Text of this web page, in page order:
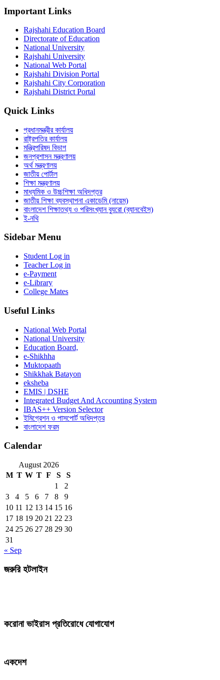
Important Links
Rajshahi Education Board
Directorate of Education
National University
Rajshahi University
National Web Portal
Rajshahi Division Portal
Rajshahi City Corporation
Rajshahi District Portal
Quick Links
প্রধানমন্ত্রীর কার্যালয়
রাষ্ট্রপতির কার্যালয়
মন্ত্রিপরিষদ বিভাগ
জনপ্রশাসন মন্ত্রণালয়
অর্থ মন্ত্রণালয়
জাতীয় পোর্টাল
শিক্ষা মন্ত্রণালয়
মাধ্যমিক ও উচ্চশিক্ষা অধিদপ্তর
জাতীয় শিক্ষা ব্যবস্থাপনা একাডেমি (নায়েম)
বাংলাদেশ শিক্ষাতথ্য ও পরিসংখ্যান ব্যুরো (ব্যানবেইস)
ই-নথি
Sidebar Menu
Student Log in
Teacher Log in
e-Payment
e-Library
College Mates
Useful Links
National Web Portal
National University
Education Board,
e-Shikhha
Muktopaath
Shikkhak Batayon
eksheba
EMIS | DSHE
Integrated Budget And Accounting System
IBAS++ Version Selector
ইমিগ্রেশন ও পাসপোর্ট অধিদপ্তর
বাংলাদেশ ফরম
Calendar
August 2026
M T W T F S
S
1
2
3
4 5 6 7 8
9
10 11 12 13 14 15 16
17 18 19 20 21 22 23
24 25 26 27 28 29 30
31
« Sep
জরুরি হটলাইন
করোনা ভাইরাস প্রতিরোধে যোগাযোগ
একদেশ